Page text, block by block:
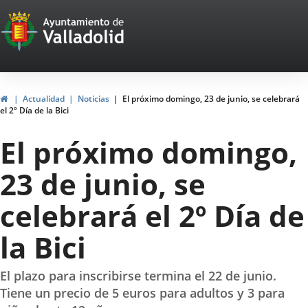
Portal
Web
del
Ayuntamiento
de
Valladolid
HomeActualidad Noticias
El próximo domingo, 23 de junio, se celebrará
el 2º Día de la Bici
El próximo domingo,
23 de junio, se
celebrará el 2º Día de
la Bici
El plazo para inscribirse termina el 22 de junio.
Tiene un precio de 5 euros para adultos y 3 para